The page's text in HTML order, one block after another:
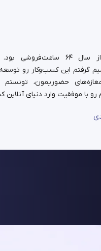
شغل پدریم از سال ۶۴ ساعت‌فروشی
گرفتم این کسب‌وکار رو
مغازه‌های حضوریمون، تونستم
رو با موفقیت وارد دنیای آنلاین